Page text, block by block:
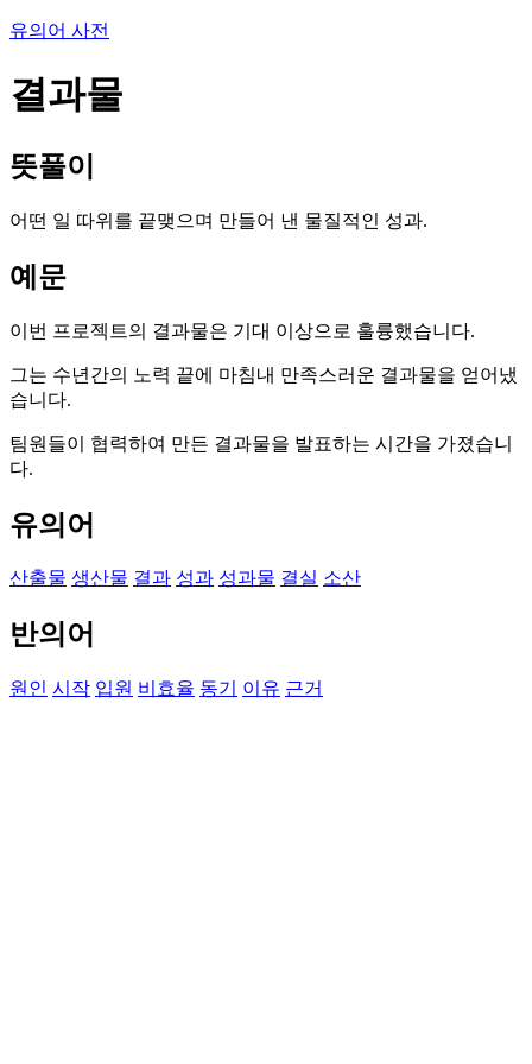
유의어 사전
결과물
뜻풀이
어떤 일 따위를 끝맺으며 만들어 낸 물질적인 성과.
예문
이번 프로젝트의 결과물은 기대 이상으로 훌륭했습니다.
그는 수년간의 노력 끝에 마침내 만족스러운 결과물을 얻어냈
습니다.
팀원들이 협력하여 만든 결과물을 발표하는 시간을 가졌습니
다.
유의어
산출물 생산물 결과 성과 성과물 결실 소산
반의어
원인 시작 입원 비효율 동기 이유 근거